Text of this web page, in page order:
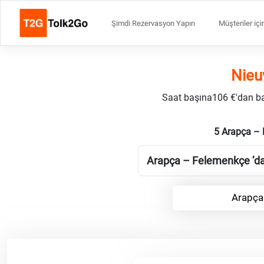
Şimdi Rezervasyon Yapın Müşteriler
Saat başına106 €'dan
5 Arapça –
Arapça – Felemenkçe